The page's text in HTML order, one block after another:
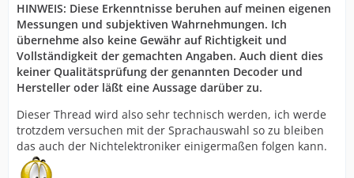
HINWEIS: Diese Erkenntnisse beruhen auf meinen eigenen
Messungen und subjektiven Wahrnehmungen. Ich
übernehme also keine Gewähr auf Richtigkeit und
Vollständigkeit der gemachten Angaben. Auch dient dies
keiner Qualitätsprüfung der genannten Decoder und
Hersteller oder läßt eine Aussage darüber zu.
Dieser Thread wird also sehr technisch werden, ich werde
trotzdem versuchen mit der Sprachauswahl so zu bleiben
das auch der Nichtelektroniker einigermaßen folgen kann.